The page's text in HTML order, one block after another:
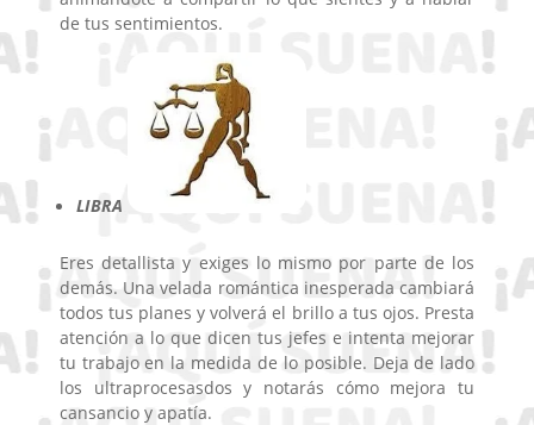
de tus sentimientos.
LIBRA
Eres detallista y exiges lo mismo por parte de los
demás. Una velada romántica inesperada cambiará
todos tus planes y volverá el brillo a tus ojos. Presta
atención a lo que dicen tus jefes e intenta mejorar
tu trabajo en la medida de lo posible. Deja de lado
los ultraprocesasdos y notarás cómo mejora tu
cansancio y apatía.